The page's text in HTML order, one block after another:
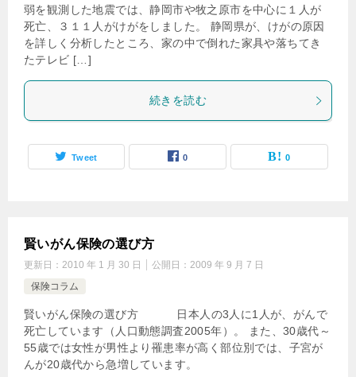
弱を観測した地震では、静岡市や牧之原市を中心に１人が
死亡、３１１人がけがをしました。 静岡県が、けがの原因
を詳しく分析したところ、家の中で倒れた家具や落ちてき
たテレビ […]
続きを読む
Tweet 0 0
賢いがん保険の選び方
更新日： 2010 年 1 月 30 日 公開日： 2009 年 9 月 7 日
保険コラム
賢いがん保険の選び方 日本人の3人に1人が、がんで
死亡しています（人口動態調査2005年）。 また、30歳代～
55歳では女性が男性より罹患率が高く部位別では、子宮が
んが20歳代から急増しています。